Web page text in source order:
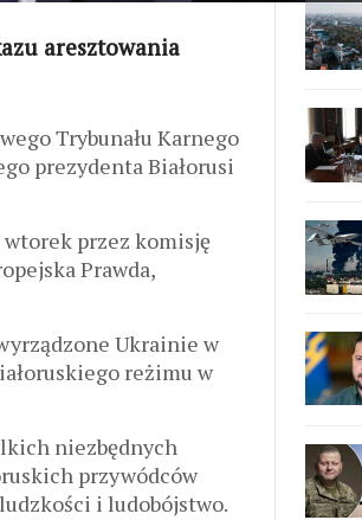
aresztowania
Trybunału Karnego
prezydenta Białorusi
wtorek przez komisję
Prawda,
Ukrainie w
reżimu w
niezbędnych
przywódców
i ludobójstwo.